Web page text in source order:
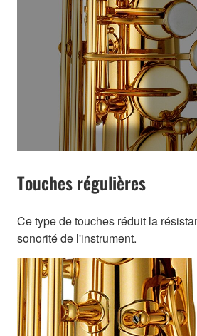
Touches régulières
Ce type de touches réduit la
sonorité de l'instrument.